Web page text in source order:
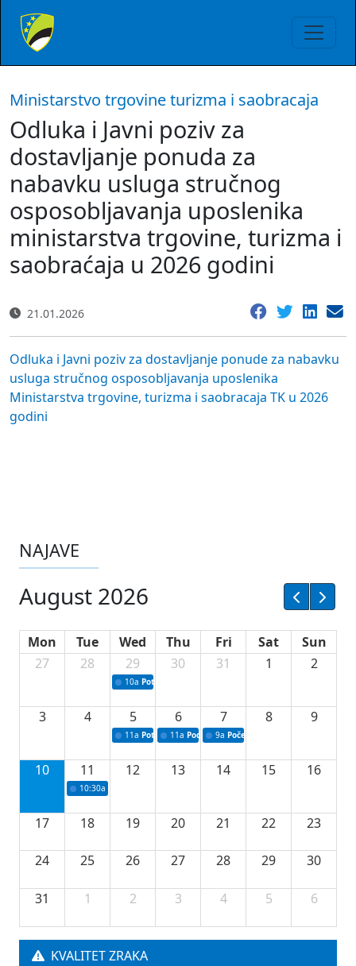
Ministarstvo trgovine turizma i saobracaja
Odluka i Javni poziv za
dostavljanje ponuda za
nabavku usluga stručnog
osposobljavanja uposlenika
ministarstva trgovine, turizma i
saobraćaja u 2026 godini
21.01.2026
Odluka i Javni poziv za dostavljanje ponude za nabavku
usluga stručnog osposobljavanja uposlenika
Ministarstva trgovine, turizma i saobracaja TK u 2026
godini
NAJAVE
August 2026
Mon Tue Wed Thu Fri Sat
Sun
27
28 29
10a Potpisivanje ugovora sa neprofitnim
30 31 1 2
3 4 5
11a Potpisivanje ugovora o stipendijama za
6
11a Podrška razvoju vodne infrastrukture u
7
9a Početak izgradnje nove
8 9
10 11
10:30a
12 13 14 15 16
17 18 19 20 21 22 23
24 25 26 27 28 29 30
31 1 2 3 4 5 6
KVALITET ZRAKA